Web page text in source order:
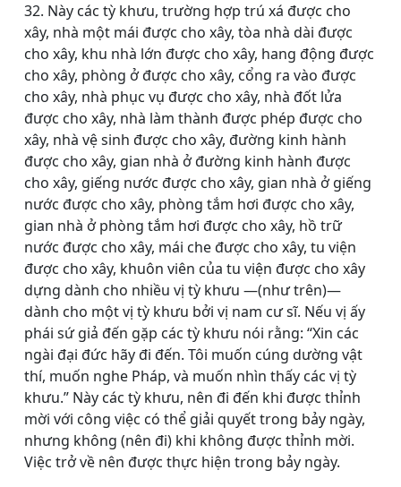
32. Này các tỳ khưu, trường hợp trú xá được cho
xây, nhà một mái được cho xây, tòa nhà dài được
cho xây, khu nhà lớn được cho xây, hang động được
cho xây, phòng ở được cho xây, cổng ra vào được
cho xây, nhà phục vụ được cho xây, nhà đốt lửa
được cho xây, nhà làm thành được phép được cho
xây, nhà vệ sinh được cho xây, đường kinh hành
được cho xây, gian nhà ở đường kinh hành được
cho xây, giếng nước được cho xây, gian nhà ở giếng
nước được cho xây, phòng tắm hơi được cho xây,
gian nhà ở phòng tắm hơi được cho xây, hồ trữ
nước được cho xây, mái che được cho xây, tu viện
được cho xây, khuôn viên của tu viện được cho xây
dựng dành cho nhiều vị tỳ khưu ―(như trên)―
dành cho một vị tỳ khưu bởi vị nam cư sĩ. Nếu vị ấy
phái sứ giả đến gặp các tỳ khưu nói rằng: “Xin các
ngài đại đức hãy đi đến. Tôi muốn cúng dường vật
thí, muốn nghe Pháp, và muốn nhìn thấy các vị tỳ
khưu.” Này các tỳ khưu, nên đi đến khi được thỉnh
mời với công việc có thể giải quyết trong bảy ngày,
nhưng không (nên đi) khi không được thỉnh mời.
Việc trở về nên được thực hiện trong bảy ngày.